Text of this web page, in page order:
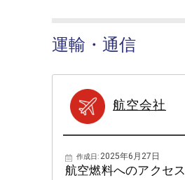
運輸・通信
航空会社
作成日:2025年6月27日
航空燃料へのアクセス